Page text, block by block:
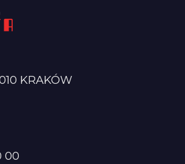
KRAKÓW
00